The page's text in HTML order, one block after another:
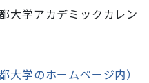
大学アカデミックカレン
大学のホームページ内）